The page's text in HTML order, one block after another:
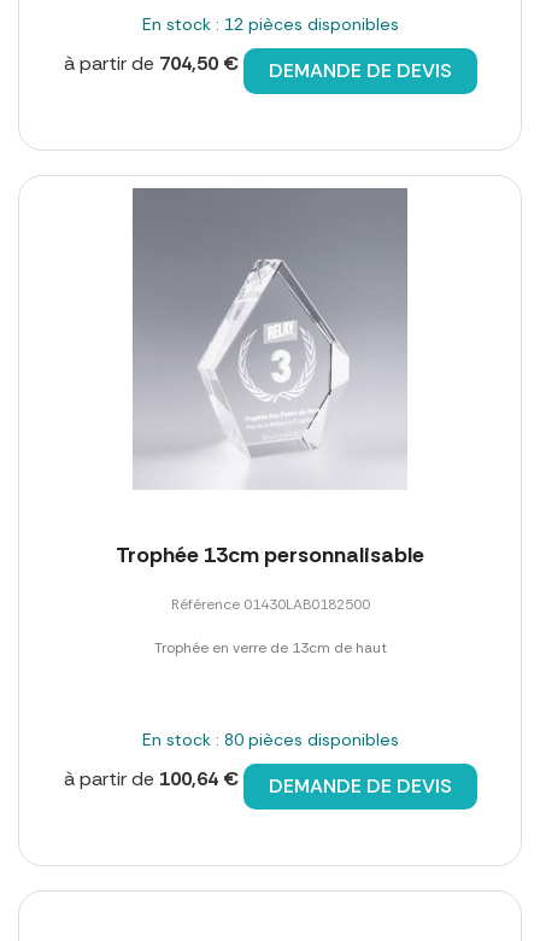
En stock : 12 pièces disponibles
à partir de 704,50 € DEMANDE DE DEVIS
Trophée 13cm personnalisable
Référence 01430LAB0182500
Trophée en verre de 13cm de haut
En stock : 80 pièces disponibles
à partir de 100,64 € DEMANDE DE DEVIS